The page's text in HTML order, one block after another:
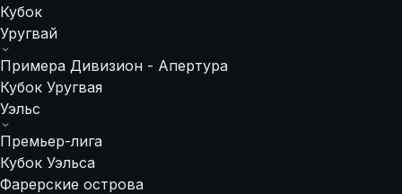
Кубок
Уругвай
Примера Дивизион - Апертура
Кубок Уругвая
Уэльс
Премьер-лига
Кубок Уэльса
Фарерские острова